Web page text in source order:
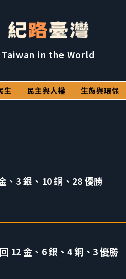
Taiwan in the World
生 民主與人權 生態與環保
、3 銀、10 銅、28 優勝
12 金、6 銀、4 銅、3 優勝